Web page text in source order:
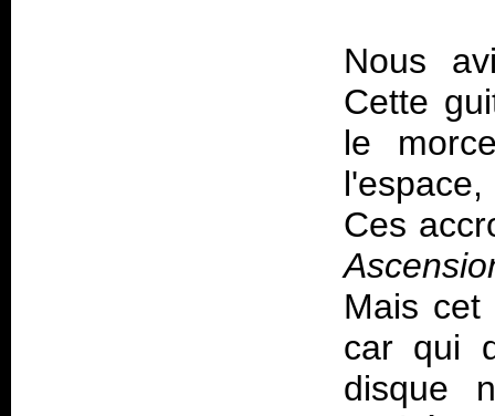
Nous
Cette
le
Ces
Mais cet
car qui
disque